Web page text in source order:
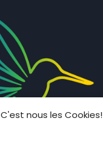
C'est nous les Cookies!